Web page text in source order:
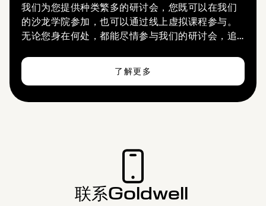
我们为您提供种类繁多的研讨会，您既可以在我们
的沙龙学院参加，也可以通过线上虚拟课程参与。
无论您身在何处，都能尽情参与我们的研讨会，追
了解更多
联系Goldwell